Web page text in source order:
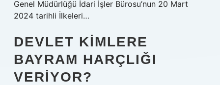
Genel Müdürlüğü İdari İşler Bürosu’nun 20 Mart
2024 tarihli İlkeleri…
DEVLET KIMLERE
BAYRAM HARÇLIĞI
VERIYOR?